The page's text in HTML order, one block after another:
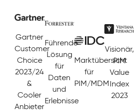
Gartner
Customer
Choice
2023/24
&
Cooler
Anbieter
Führende
Lösung
für
Daten
und
Erlebnisse
Marktübersicht
für
PIM/MDM
Visionär,
PIM
Value
Index
2023